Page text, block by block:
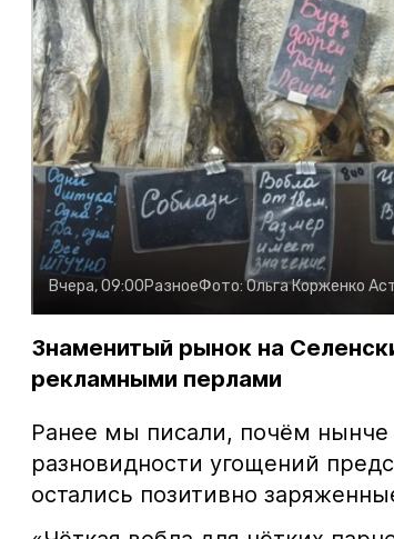
Вчера, 09:00РазноеФото:Ольга Корженко
Знаменитый рынок на
рекламными перлами
Ранее мы писали, почём нынче
разновидности угощений
остались позитивно